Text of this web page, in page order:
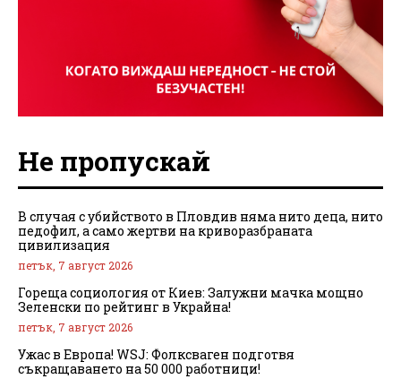
Не пропускай
В случая с убийството в Пловдив няма нито деца, нито
педофил, а само жертви на криворазбраната
цивилизация
петък, 7 август 2026
Гореща социология от Киев: Залужни мачка мощно
Зеленски по рейтинг в Украйна!
петък, 7 август 2026
Ужас в Европа! WSJ: Фолксваген подготвя
съкращаването на 50 000 работници!